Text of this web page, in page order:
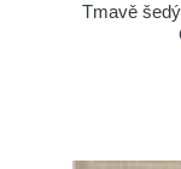
Tmavě